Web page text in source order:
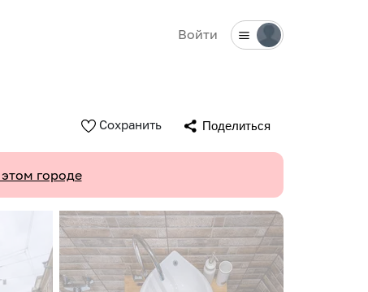
Войти
Сохранить Поделиться
городе